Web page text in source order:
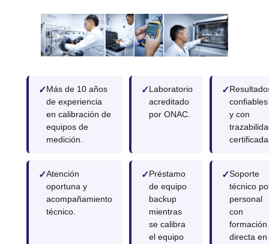
Más de 10 años
de experiencia
en calibración de
equipos de
medición.
Laboratorio
acreditado
por ONAC.
confiables
y con
Atención
oportuna y
acompañamiento
técnico.
Préstamo
de equipo
backup
mientras
se calibra
el equipo
Soporte
técnico
personal
con
formación
directa en